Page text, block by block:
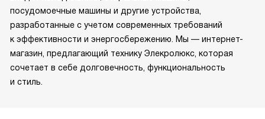
посудомоечные машины и другие устройства,
разработанные с учетом современных требований
к эффективности и энергосбережению. Мы — интернет-
магазин, предлагающий технику Элекролюкс, которая
сочетает в себе долговечность, функциональность
и стиль.